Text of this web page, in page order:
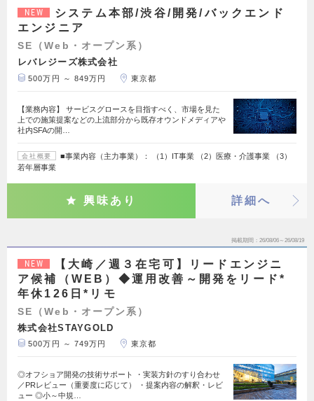
NEW
システム本部/渋谷/開発/バックエンド
エンジニア
SE（Web・オープン系）
レバレジーズ株式会社
500万円 ～ 849万円 東京都
【業務内容】 サービスグロースを目指すべく、市場を見た
上での施策提案などの上流部分から既存オウンドメディアや
社内SFAの開…
会社概要
■事業内容（主力事業）： （1）IT事業 （2）医療・介護事業 （3）
若年層事業
興味あり 詳細へ
掲載期間 26/08/06～26/08/19
NEW
【大崎／週３在宅可】リードエンジニ
ア候補（WEB）◆運用改善～開発をリード*
年休126日*リモ
SE（Web・オープン系）
株式会社STAYGOLD
500万円 ～ 749万円 東京都
◎オフショア開発の技術サポート ・実装方針のすり合わせ
／PRレビュー（重要度に応じて） ・提案内容の解釈・レビ
ュー ◎小～中規…